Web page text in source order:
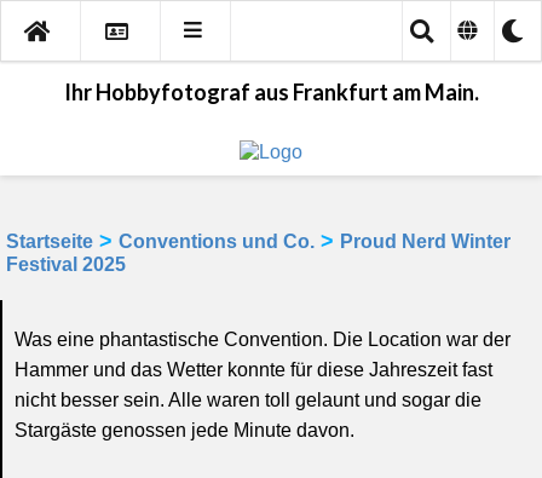
Ihr Hobbyfotograf aus Frankfurt am Main.
Startseite > Conventions und Co. > Proud Nerd Winter
Festival 2025
Was eine phantastische Convention. Die Location war der
Hammer und das Wetter konnte für diese Jahreszeit fast
nicht besser sein. Alle waren toll gelaunt und sogar die
Stargäste genossen jede Minute davon.